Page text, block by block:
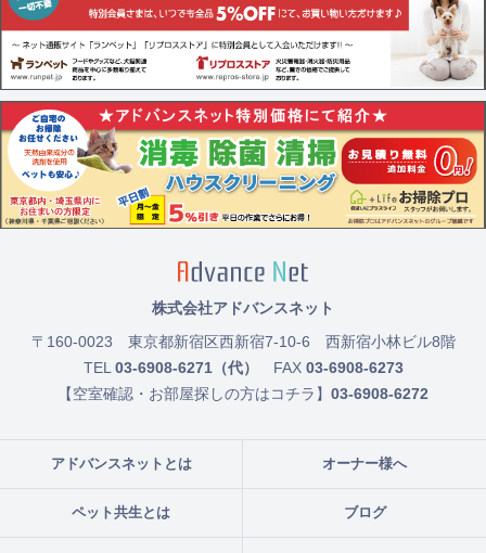
アドバンスネットとは オーナー様へ
ペット共生とは ブログ
株式会社アドバンスネット
〒160-0023 東京都新宿区西新宿7-10-6 西新宿小林ビル8階
TEL 03-6908-6271（代） FAX 03-6908-6273
【空室確認・お部屋探しの方はコチラ】 03-6908-6272